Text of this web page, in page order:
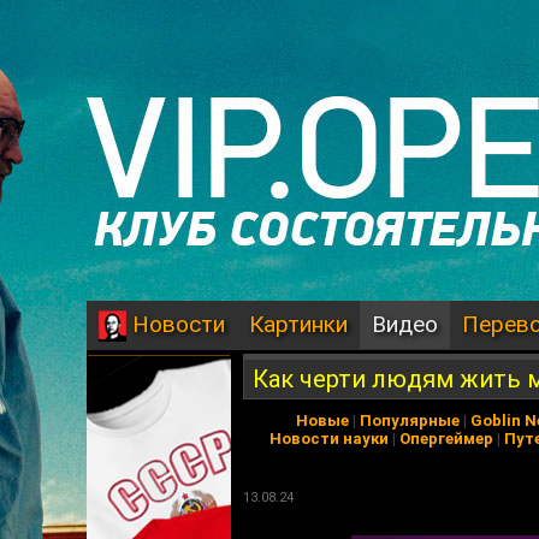
Новости Картинки Видео
Как черти людям жить
Новые | Популярные | Goblin
Новости науки | Опергеймер |
13.08.24